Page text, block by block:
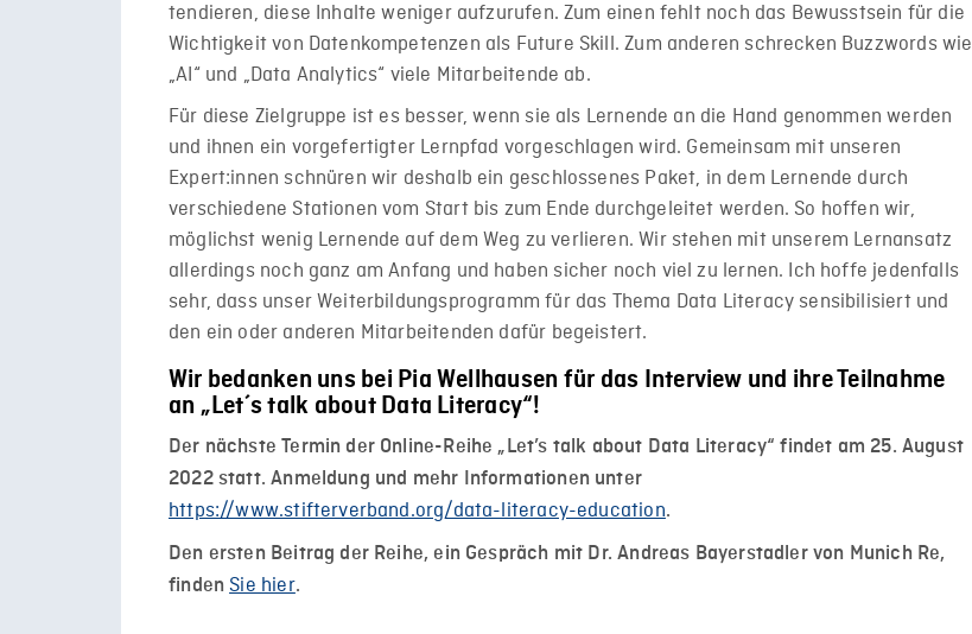
tendieren, diese Inhalte weniger aufzurufen. Zum einen fehlt noch das Bewusstsein für die
Wichtigkeit von Datenkompetenzen als Future Skill. Zum anderen schrecken Buzzwords wie
„AI“ und „Data Analytics“ viele Mitarbeitende ab.
Für diese Zielgruppe ist es besser, wenn sie als Lernende an die Hand genommen werden
und ihnen ein vorgefertigter Lernpfad vorgeschlagen wird. Gemeinsam mit unseren
Expert:innen schnüren wir deshalb ein geschlossenes Paket, in dem Lernende durch
verschiedene Stationen vom Start bis zum Ende durchgeleitet werden. So hoffen wir,
möglichst wenig Lernende auf dem Weg zu verlieren. Wir stehen mit unserem Lernansatz
allerdings noch ganz am Anfang und haben sicher noch viel zu lernen. Ich hoffe jedenfalls
sehr, dass unser Weiterbildungsprogramm für das Thema Data Literacy sensibilisiert und
den ein oder anderen Mitarbeitenden dafür begeistert.
Wir bedanken uns bei Pia Wellhausen für das Interview und ihre Teilnahme
an „Let´s talk about Data Literacy“!
Der nächste Termin der Online-Reihe „Let’s talk about Data Literacy“ findet am 25. August
2022 statt. Anmeldung und mehr Informationen unter
https://www.stifterverband.org/data-literacy-education.
Den ersten Beitrag der Reihe, ein Gespräch mit Dr. Andreas Bayerstadler von Munich Re,
findenSie hier.